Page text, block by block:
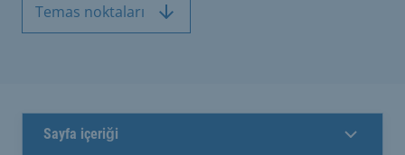
Temas noktaları
Sayfa içeriği